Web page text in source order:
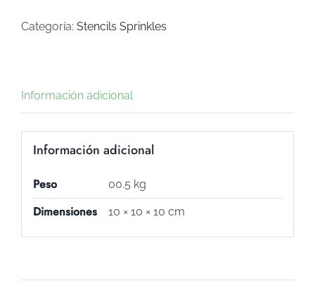
SS-
Categoría: Stencils Sprinkles
Información adicional
Información adicional
Peso 00.5 kg
Dimensiones 10 × 10 × 10 cm